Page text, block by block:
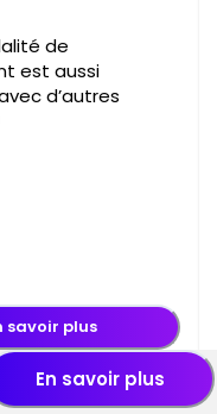
de
est aussi
d’autres
savoir plus
En savoir plus